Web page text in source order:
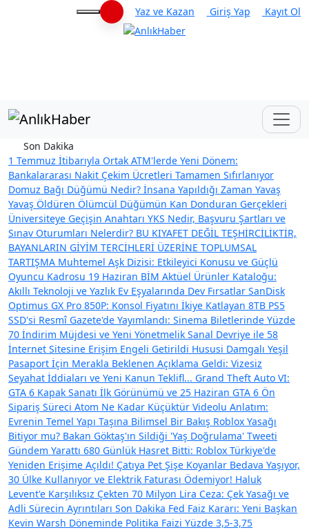
Haberleri keşfet
Yaz ve Kazan Giriş Yap Kayıt Ol
Son Dakika
1 Temmuz İtibarıyla Ortak ATM'lerde Yeni Dönem:
Bankalararası Nakit Çekim Ücretleri Tamamen Sıfırlanıyor
Domuz Bağı Düğümü Nedir? İnsana Yapıldığı Zaman Yavaş
Yavaş Öldüren Ölümcül Düğümün Kan Donduran Gerçekleri
Üniversiteye Geçişin Anahtarı YKS Nedir, Başvuru Şartları ve
Sınav Oturumları Nelerdir? BU KIYAFET DEĞİL TEŞHİRCİLİKTİR,
BAYANLARIN GİYİM TERCİHLERİ ÜZERİNE TOPLUMSAL
TARTIŞMA Muhtemel Aşk Dizisi: Etkileyici Konusu ve Güçlü
Oyuncu Kadrosu 19 Haziran BİM Aktüel Ürünler Kataloğu:
Akıllı Teknoloji ve Yazlık Ev Eşyalarında Dev Fırsatlar SanDisk
Optimus GX Pro 850P: Konsol Fiyatını İkiye Katlayan 8TB PS5
SSD'si Resmî Gazete'de Yayımlandı: Sinema Biletlerinde Yüzde
70 İndirim Müjdesi ve Yeni Yönetmelik Sanal Devriye ile 58
İnternet Sitesine Erişim Engeli Getirildi Hususi Damgalı Yeşil
Pasaport İçin Merakla Beklenen Açıklama Geldi: Vizesiz
Seyahat İddiaları ve Yeni Kanun Teklifl... Grand Theft Auto VI:
GTA 6 Kapak Sanatı İlk Görünümü ve 25 Haziran GTA 6 Ön
Sipariş Süreci Atom Ne Kadar Küçüktür Videolu Anlatım:
Evrenin Temel Yapı Taşına Bilimsel Bir Bakış Roblox Yasağı
Bitiyor mu? Bakan Göktaş'ın Sildiği 'Yaş Doğrulama' Tweeti
Gündem Yarattı 680 Günlük Hasret Bitti: Roblox Türkiye'de
Yeniden Erişime Açıldı! Çatıya Pet Şişe Koyanlar Bedava Yaşıyor,
30 Ülke Kullanıyor ve Elektrik Faturası Ödemiyor! Haluk
Levent'e Karşılıksız Çekten 70 Milyon Lira Ceza: Çek Yasağı ve
Adli Sürecin Ayrıntıları Son Dakika Fed Faiz Kararı: Yeni Başkan
Kevin Warsh Döneminde Politika Faizi Yüzde 3,5-3,75